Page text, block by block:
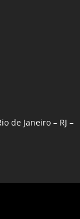
de Janeiro – RJ –